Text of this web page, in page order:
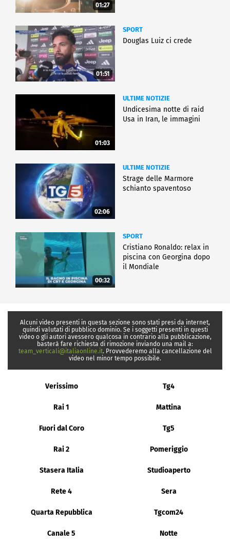
01:27
01:51
SPORT
Douglas Luiz ci crede
01:03
ULTIME NOTIZIE
Undicesima notte di raid
Usa in Iran, le immagini
02:06
ULTIME NOTIZIE
Strage delle Marmore
schianto spaventoso
00:32
SPORT
Cristiano Ronaldo: relax in
piscina con Georgina dopo
il Mondiale
Alcuni video presenti in questa sezione sono stati presi da internet,
quindi valutati di pubblico dominio. Se i soggetti presenti in questi
video o gli autori avessero qualcosa in contrario alla pubblicazione,
basterà fare richiesta di rimozione inviando una mail a:
team_verticali@italiaonline.it. Provvederemo alla cancellazione del
video nel minor tempo possibile.
Verissimo Tg4
Rai 1 Mattina
Fuori dal Coro Tg5
Rai 2 Pomeriggio
Stasera Italia Studioaperto
Rete 4 Sera
Quarta Repubblica Tgcom24
Canale 5 Notte